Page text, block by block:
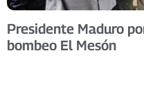
Presidente Maduro
bombeo El Mesón